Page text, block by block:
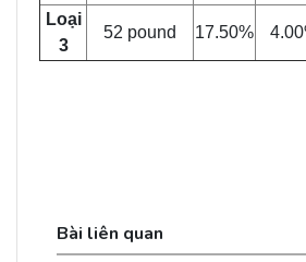
Loại
3
52 pound 17.50%
Bài liên quan